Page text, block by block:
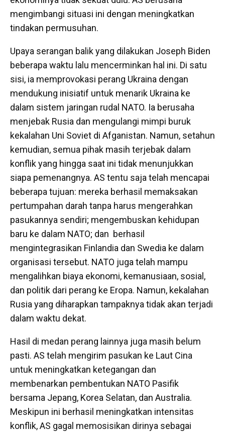
mengimbangi situasi ini dengan meningkatkan
tindakan permusuhan.
Upaya serangan balik yang dilakukan Joseph Biden
beberapa waktu lalu mencerminkan hal ini. Di satu
sisi, ia memprovokasi perang Ukraina dengan
mendukung inisiatif untuk menarik Ukraina ke
dalam sistem jaringan rudal NATO. Ia berusaha
menjebak Rusia dan mengulangi mimpi buruk
kekalahan Uni Soviet di Afganistan. Namun, setahun
kemudian, semua pihak masih terjebak dalam
konflik yang hingga saat ini tidak menunjukkan
siapa pemenangnya. AS tentu saja telah mencapai
beberapa tujuan: mereka berhasil memaksakan
pertumpahan darah tanpa harus mengerahkan
pasukannya sendiri; mengembuskan kehidupan
baru ke dalam NATO; dan berhasil
mengintegrasikan Finlandia dan Swedia ke dalam
organisasi tersebut. NATO juga telah mampu
mengalihkan biaya ekonomi, kemanusiaan, sosial,
dan politik dari perang ke Eropa. Namun, kekalahan
Rusia yang diharapkan tampaknya tidak akan terjadi
dalam waktu dekat.
Hasil di medan perang lainnya juga masih belum
pasti. AS telah mengirim pasukan ke Laut Cina
untuk meningkatkan ketegangan dan
membenarkan pembentukan NATO Pasifik
bersama Jepang, Korea Selatan, dan Australia.
Meskipun ini berhasil meningkatkan intensitas
konflik, AS gagal memosisikan dirinya sebagai